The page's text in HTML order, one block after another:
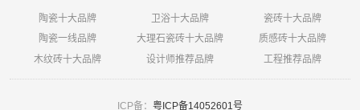
陶瓷十大品牌 卫浴十大品牌
瓷砖十大品牌
陶瓷一线品牌
大理石瓷砖十大品牌
质感砖十大品牌
木纹砖十大品牌
设计师推荐品牌 工程推荐品牌
ICP备： 粤ICP备14052601号